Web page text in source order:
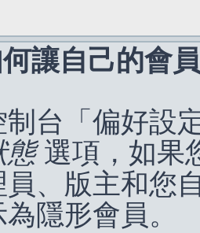
讓自己的會
制台「偏好設
態選項，如果
員、版主和您
隱形會員。